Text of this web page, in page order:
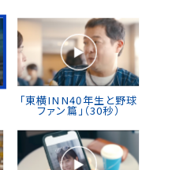
「東横INN40年生と野球
ファン篇」（30秒）